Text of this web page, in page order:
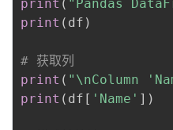
print ( "Pandas
print ( df )
# 获取列
print ( "\nColumn
print ( df [ 'Name' ] )